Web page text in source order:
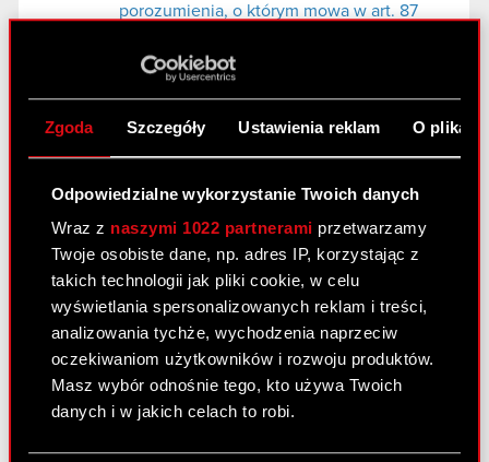
Zgoda Szczegóły Ustawienia reklam O
Odpowiedzialne wykorzystanie Twoich danych
Wraz z naszymi 1022 partnerami przetwarzamy
Twoje osobiste dane, np. adres IP, korzystając z
takich technologii jak pliki cookie, w celu
wyświetlania spersonalizowanych reklam i treści,
analizowania tychże, wychodzenia naprzeciw
oczekiwaniom użytkowników i rozwoju produktów.
Masz wybór odnośnie tego, kto używa Twoich
danych i w jakich celach to robi.
porozumienia, o którym mowa w art. 87
o ofercie publicznej
Raport bieżący nr 16/2013
29 maja 2013
PDF
Transakcje osób mających dostęp do
informacji poufnych
Raport bieżący nr 15/2013
23 maja 2013
Zawarcie umowy o kredyt odnawialny z